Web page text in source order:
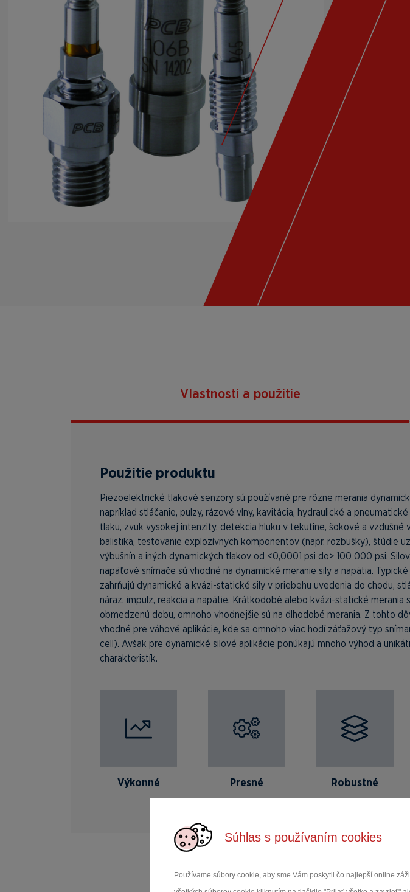
Súhlas s používaním cookies
Používame súbory cookie, aby sme Vám poskytli čo najlepší online
Vlastnosti a použitie
Použitie produktu
Piezoelektrické tlakové senzory sú používané pre rôzne merania
napríklad stláčanie, pulzy, rázové vlny, kavitácia, hydraulické a
tlaku, zvuk vysokej intenzity, detekcia hluku v tekutine, šokové a vzdušné
balistika, testovanie explozívnych komponentov (napr. rozbušky), štúdie
výbušnín a iných dynamických tlakov od <0,0001 psi do> 100 000 psi.
napäťové snímače sú vhodné na dynamické meranie sily a napätia. Typické
zahrňujú dynamické a kvázi-statické sily v priebehu uvedenia do chodu,
náraz, impulz, reakcia a napätie. Krátkodobé alebo kvázi-statické merania
obmedzenú dobu, omnoho vhodnejšie sú na dlhodobé merania. Z tohto
vhodné pre váhové aplikácie, kde sa omnoho viac hodí záťažový typ
cell). Avšak pre dynamické silové aplikácie ponúkajú mnoho výhod a
charakteristík.
Výkonné Presné Robustné